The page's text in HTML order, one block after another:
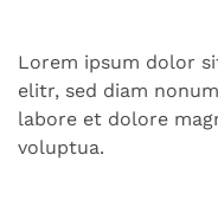
Lorem ipsum dolor
elitr, sed diam
labore et dolore
voluptua.